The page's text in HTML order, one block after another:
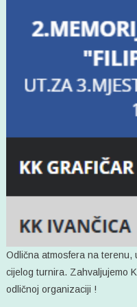
Odlična atmosfera na terenu,
cijelog turnira. Zahvaljujemo
odličnoj organizaciji !